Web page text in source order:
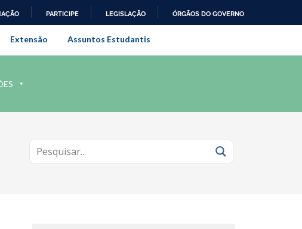
PARTICIPE LEGISLAÇÃO ÓRGÃOS DO GOVERNO
do Rio de Janeiro
Extensão Assuntos Estudantis